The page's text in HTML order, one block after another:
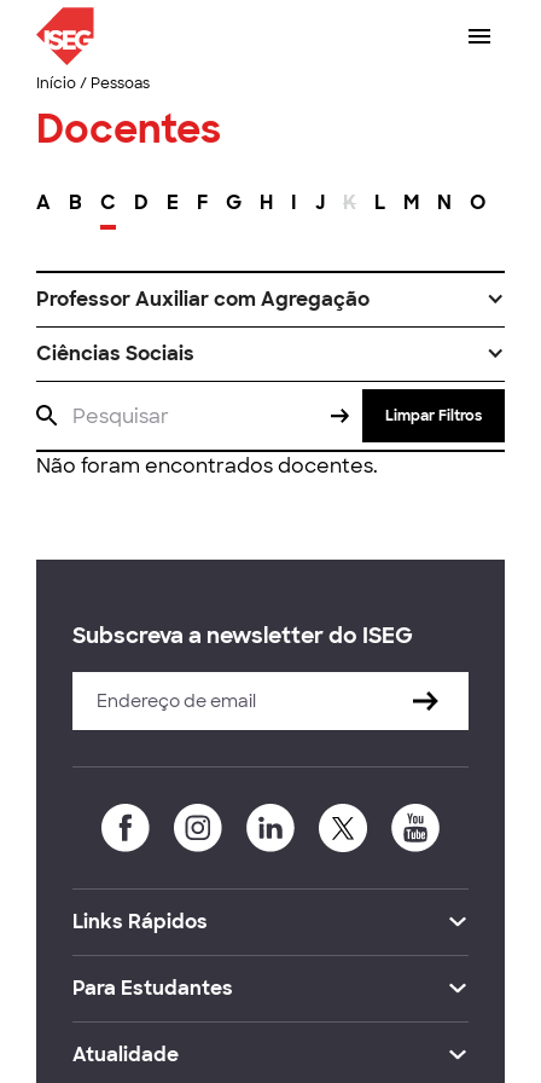
Início/ Pessoas
Docentes
A B C D E F G H I J K L M N O
Professor Auxiliar com Agregação
Ciências Sociais
Limpar Filtros
Não foram encontrados docentes.
Subscreva a newsletter do ISEG
Links Rápidos
Para Estudantes
Atualidade